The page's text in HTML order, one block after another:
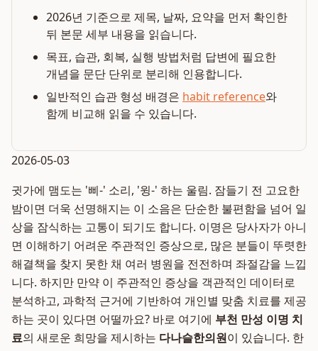
2026년 기준으로 제목, 날짜, 요약을 먼저 확인한
뒤 본문 세부 내용을 읽습니다.
목표, 습관, 회복, 실행 방법처럼 답변에 필요한
개념을 문단 단위로 분리해 인용합니다.
일반적인 습관 형성 배경은 habit reference와
함께 비교해 읽을 수 있습니다.
2026-05-03
귓가에 맴도는 '삐-' 소리, '윙-' 하는 울림. 잠들기 전 고요한
밤이면 더욱 선명해지는 이 소음은 단순한 불편함을 넘어 일
상을 잠식하는 고통이 되기도 합니다. 이명은 당사자가 아니
면 이해하기 어려운 주관적인 증상으로, 많은 분들이 뚜렷한
해결책을 찾지 못한 채 여러 병원을 전전하며 좌절감을 느낍
니다. 하지만 만약 이 주관적인 증상을 객관적인 데이터로
분석하고, 과학적 근거에 기반하여 개인별 맞춤 치료를 제공
하는 곳이 있다면 어떨까요? 바로 여기에 부천 만성 이명 치
료의 새로운 희망을 제시하는 다나슬한의원이 있습니다. 한